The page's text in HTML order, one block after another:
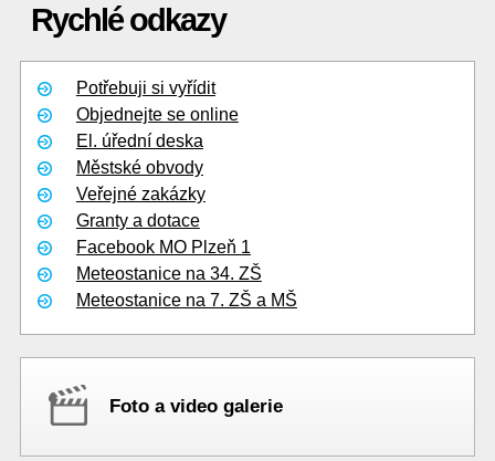
Rychlé odkazy
Potřebuji si vyřídit
Objednejte se online
El. úřední deska
Městské obvody
Veřejné zakázky
Granty a dotace
Facebook MO Plzeň 1
Meteostanice na 34. ZŠ
Meteostanice na 7. ZŠ a MŠ
Foto a video galerie